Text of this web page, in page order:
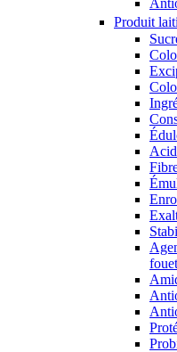
Produit